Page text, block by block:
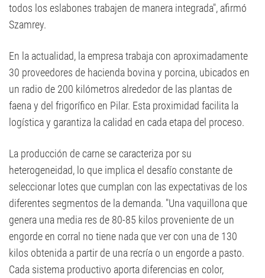
todos los eslabones trabajen de manera integrada", afirmó
Szamrey.
En la actualidad, la empresa trabaja con aproximadamente
30 proveedores de hacienda bovina y porcina, ubicados en
un radio de 200 kilómetros alrededor de las plantas de
faena y del frigorífico en Pilar. Esta proximidad facilita la
logística y garantiza la calidad en cada etapa del proceso.
La producción de carne se caracteriza por su
heterogeneidad, lo que implica el desafío constante de
seleccionar lotes que cumplan con las expectativas de los
diferentes segmentos de la demanda. "Una vaquillona que
genera una media res de 80-85 kilos proveniente de un
engorde en corral no tiene nada que ver con una de 130
kilos obtenida a partir de una recría o un engorde a pasto.
Cada sistema productivo aporta diferencias en color,